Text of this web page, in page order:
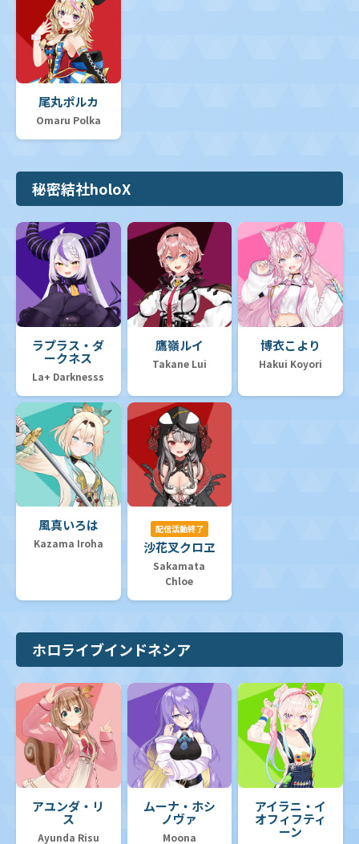
尾丸ポルカ
Omaru Polka
秘密結社holoX
ラプラス・ダ
ークネス
La+ Darknesss
鷹嶺ルイ
Takane Lui
博衣こより
Hakui Koyori
風真いろは
Kazama Iroha
配信活動終了
沙花叉クロヱ
Sakamata
Chloe
ホロライブインドネシア
アユンダ・リ
ス
Ayunda Risu
ムーナ・ホシ
ノヴァ
Moona
アイラニ・イ
オフィフティ
ーン